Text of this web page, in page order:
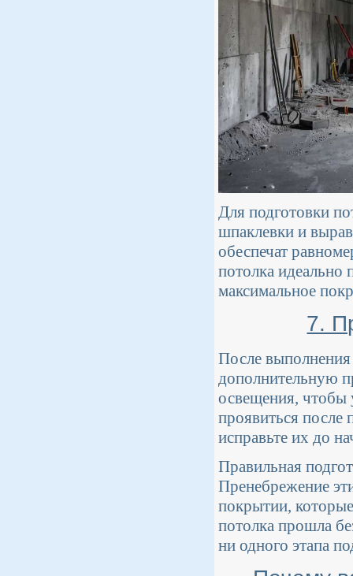
Для подготовки
шпаклевки и
обеспечат
потолка идеально
максимальное
7.
После выполнения
дополнительную
освещения, чтобы
проявиться
исправьте их до
Правильная
Пренебрежение
покрытии,
потолка прошла
ни одного этапа